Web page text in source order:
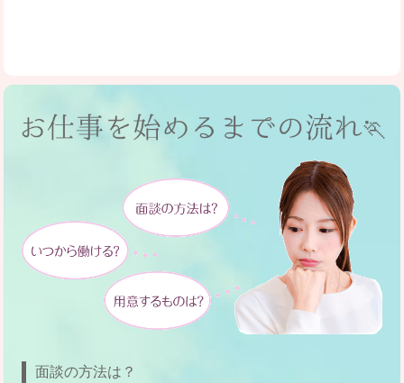
🏃
面談の方法は？